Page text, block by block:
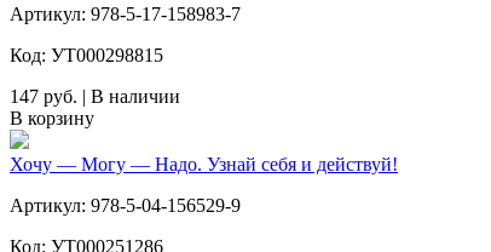
Артикул: 978-5-17-158983-7
Код: УТ000298815
147 руб. | В наличии
В корзину
Хочу — Mогу — Надо. Узнай себя и действуй!
Артикул: 978-5-04-156529-9
Код: УТ000251286